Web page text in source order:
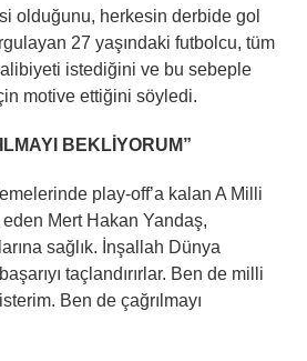
olduğunu, herkesin derbide gol
27 yaşındaki futbolcu, tüm
istediğini ve bu sebeple
motive ettiğini söyledi.
BEKLİYORUM”
play-off’a kalan A Milli
eden Mert Hakan Yandaş,
sağlık. İnşallah Dünya
taçlandırırlar. Ben de milli
Ben de çağrılmayı